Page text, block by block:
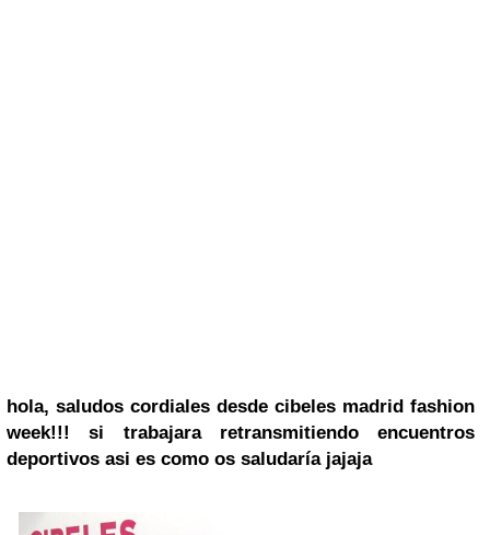
hola, saludos cordiales desde cibeles madrid fashion
week!!!
si trabajara retransmitiendo encuentros
deportivos asi es como os saludaría jajaja